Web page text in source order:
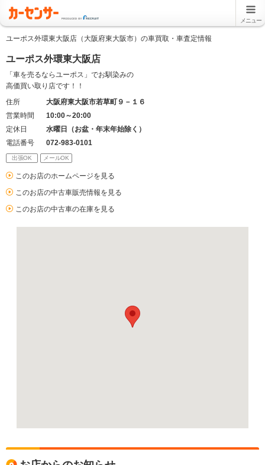
メニュー
ユーポス外環東大阪店（大阪府東大阪市）の車買取・車査定情報
ユーポス外環東大阪店
「車を売るならユーポス」でお馴染みの
高価買い取り店です！！
住所
大阪府東大阪市若草町９－１６
営業時間
10:00～20:00
定休日
水曜日（お盆・年末年始除く）
電話番号
072-983-0101
出張OK メールOK
このお店のホームページを見る
このお店の中古車販売情報を見る
このお店の中古車の在庫を見る